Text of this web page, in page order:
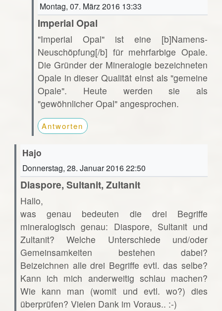
Montag, 07. März 2016 13:33
Imperial Opal
"Imperial Opal" ist eine [b]Namens-
Neuschöpfung[/b] für mehrfarbige Opale.
Die Gründer der Mineralogie bezeichneten
Opale in dieser Qualität einst als "gemeine
Opale". Heute werden sie als
"gewöhnlicher Opal" angesprochen.
Antworten
Hajo
Donnerstag, 28. Januar 2016 22:50
Diaspore, Sultanit, Zultanit
Hallo,
was genau bedeuten die drei Begriffe
mineralogisch genau: Diaspore, Sultanit und
Zultanit? Welche Unterschiede und/oder
Gemeinsamkeiten bestehen dabei?
Beizeichnen alle drei Begriffe evtl. das selbe?
Kann ich mich anderweitig schlau machen?
Wie kann man (womit und evtl. wo?) dies
überprüfen? Vielen Dank im Voraus.. :-)